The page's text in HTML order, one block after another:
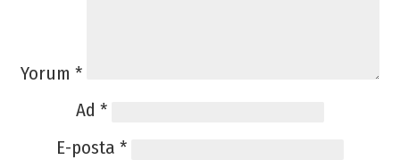
Yorum *
Ad *
E-posta *